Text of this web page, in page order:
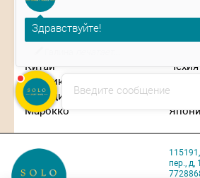
Иордания
Испания
Италия
Китай
Маврикий
Мальдивы
Марокко
Чехия
ЮАР
пер.,
Введите сообщение
Здравствуйте!
Планируете путешествие?